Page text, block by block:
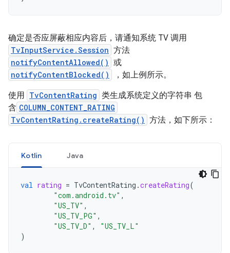
确定是否应屏蔽相应内容后，请通知系统 TV 调用
TvInputService.Session 方法
notifyContentAllowed() 或
notifyContentBlocked()
，如上例所示。
使用 TvContentRating 类生成系统定义的字符串 包
含 COLUMN_CONTENT_RATING
TvContentRating.createRating() 方法，如下所示：
Kotlin Java
val rating = TvContentRating .createRating(
"com.android.tv" ,
"US_TV" ,
"US_TV_PG" ,
"US_TV_D" ,
"US_TV_L"
)